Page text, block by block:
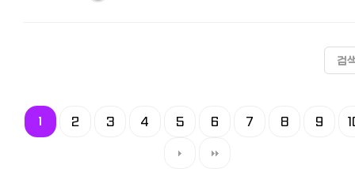
검
1 2 3 4 5 6 7 8 9